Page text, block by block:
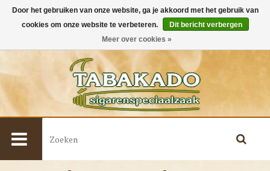
Door het gebruiken van onze website, ga je akkoord met het gebruik van
cookies om onze website te verbeteren.
Dit bericht verbergen
Meer over cookies »